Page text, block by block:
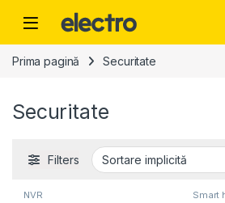
Prima pagină Securitate
Securitate
Filters
NVR Smart